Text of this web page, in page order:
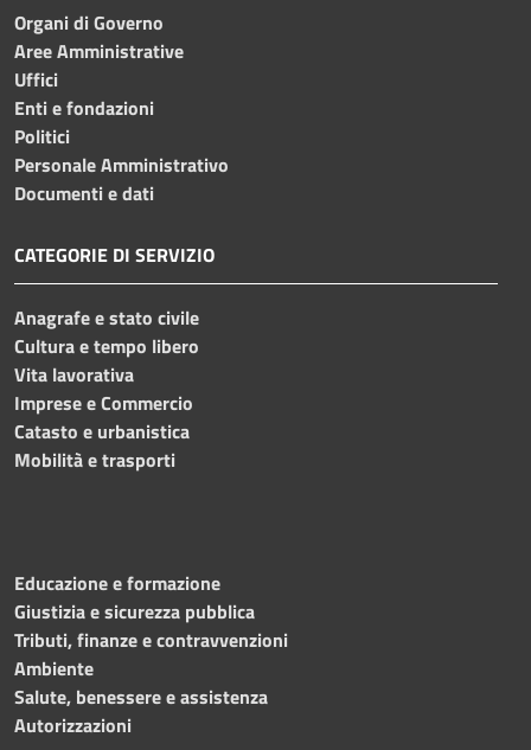
Organi di Governo
Aree Amministrative
Uffici
Enti e fondazioni
Politici
Personale Amministrativo
Documenti e dati
CATEGORIE DI SERVIZIO
Anagrafe e stato civile
Cultura e tempo libero
Vita lavorativa
Imprese e Commercio
Catasto e urbanistica
Mobilità e trasporti
Educazione e formazione
Giustizia e sicurezza pubblica
Tributi, finanze e contravvenzioni
Ambiente
Salute, benessere e assistenza
Autorizzazioni